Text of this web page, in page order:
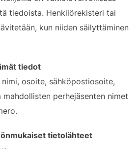
tiedoista. Henkilörekisteri tai
kun niiden säilyttäminen
tiedot
osoite, sähköpostiosoite,
mahdollisten perhejäsenten nimet
tietolähteet